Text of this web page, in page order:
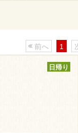
前へ 1
日帰り